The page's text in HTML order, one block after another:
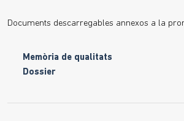
Documents descarregables annexos a la
Memòria de qualitats
Dossier